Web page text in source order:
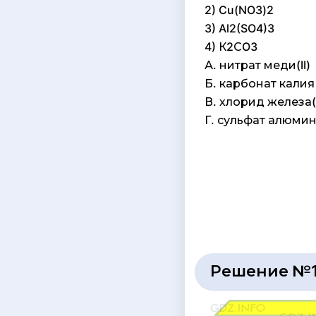
2) Cu(NO3)2
3) Al2(SO4)3
4) К2СO3
А. нитрат меди(II)
Б. карбонат калия
В. хлорид
Г. сульфат
Решение №1